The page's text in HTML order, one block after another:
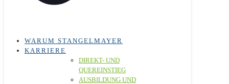
WARUM STANGELMAYER
KARRIERE
DIREKT- UND
QUEREINSTIEG
AUSBILDUNG UND